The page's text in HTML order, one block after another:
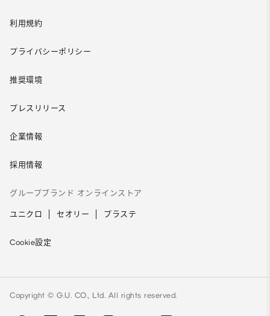
利用規約
プライバシーポリシー
推奨環境
プレスリリース
企業情報
採用情報
グループブランド オンラインストア
ユニクロ セオリー プラステ
Cookie設定
Copyright © G.U. CO., Ltd. All rights reserved.